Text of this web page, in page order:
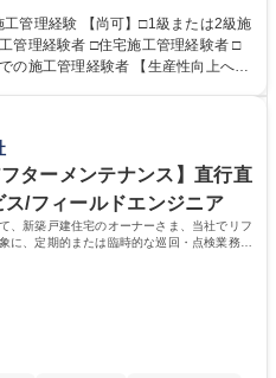
ています。 【仕事の流れ】
の引継ぎ(2)工事着工準備(予算作
工事管理(工程・安全・品質・原
ンション、店舗等(間取り変更を含む
る業務≫ 募集職種 岡山
間工事なし/時差勤務・直行直帰可
管理経験 【尚可】□1級または2級施
管理経験者 □住宅施工管理経験者 □
経験者 【生産性向上への
修正内容の伝達、図面共有、入退場
業完了報告など）また、現場カメラ
ることも可能です。 学歴・資
校 高校 語学力： 資格：
ターメンテナンス】直行直
/フィールドエンジニア
、新築戸建住宅のオーナーさま、当社でリフ
に、定期的または臨時的な巡回・点検業務を